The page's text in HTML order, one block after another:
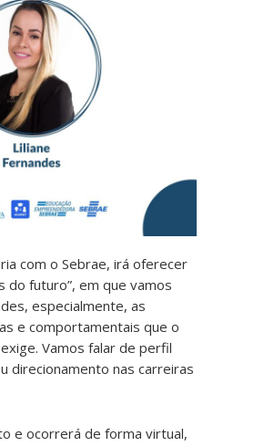
com o Sebrae, irá oferecer
do futuro”, em que vamos
especialmente, as
e comportamentais que o
Vamos falar de perfil
direcionamento nas carreiras
e ocorrerá de forma virtual,